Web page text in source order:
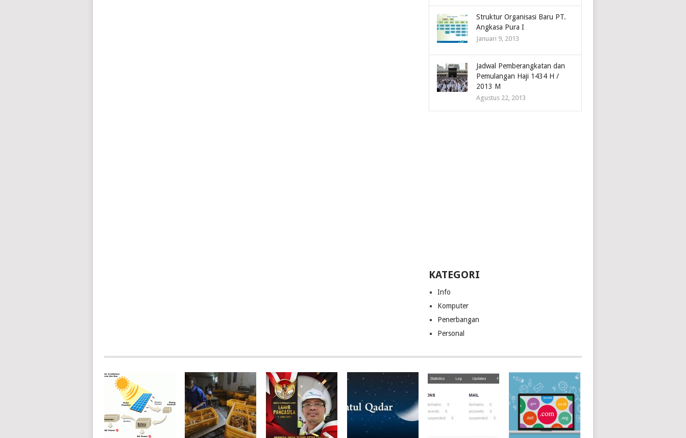
Struktur Organisasi Baru PT.
Angkasa Pura I
Januari 9, 2013
Jadwal Pemberangkatan dan
Pemulangan Haji 1434 H /
2013 M
Agustus 22, 2013
KATEGORI
Info
Komputer
Penerbangan
Personal